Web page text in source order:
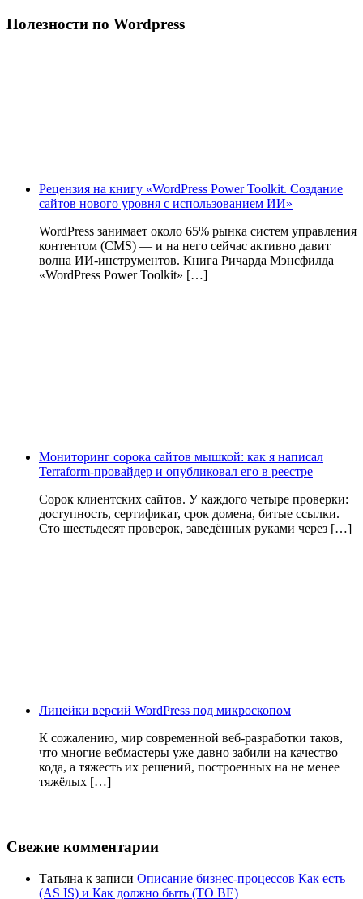
Полезности по Wordpress
Рецензия на книгу «WordPress Power Toolkit. Создание
сайтов нового уровня с использованием ИИ»
WordPress занимает около 65% рынка систем управления
контентом (CMS) — и на него сейчас активно давит
волна ИИ‑инструментов. Книга Ричарда Мэнсфилда
«WordPress Power Toolkit» […]
Мониторинг сорока сайтов мышкой: как я написал
Terraform-провайдер и опубликовал его в реестре
Сорок клиентских сайтов. У каждого четыре проверки:
доступность, сертификат, срок домена, битые ссылки.
Сто шестьдесят проверок, заведённых руками через […]
Линейки версий WordPress под микроскопом
К сожалению, мир современной веб-разработки таков,
что многие вебмастеры уже давно забили на качество
кода, а тяжесть их решений, построенных на не менее
тяжёлых […]
Свежие комментарии
Татьяна к записи Описание бизнес-процессов Как есть
(AS IS) и Как должно быть (TO BE)